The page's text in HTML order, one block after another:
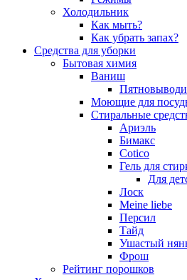
Холодильник
Как мыть?
Как убрать запах?
Средства для уборки
Бытовая химия
Ваниш
Моющие для
Стиральные
Ариэль
Бимакс
Cotico
Гель для
Для
Лоск
Meine liebe
Персил
Тайд
Ушастый
Фрош
Рейтинг порошков